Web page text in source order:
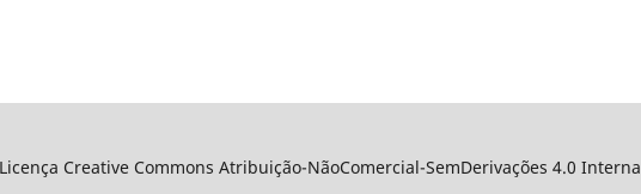
Creative Commons Atribuição-NãoComercial-SemDerivações 4.0